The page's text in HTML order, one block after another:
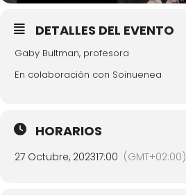
DETALLES DEL EVENTO
Gaby Bultman, profesora
En colaboración con Soinuenea
HORARIOS
27 Octubre, 202317:00 (GMT+02:00)